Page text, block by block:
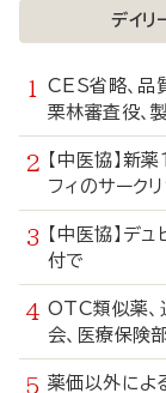
デイリ
CES省略、
栗林審査役、
【中医協】
フィのサーク
【中医協】
付で
OTC類似薬
会、医療保険
薬価以外によ